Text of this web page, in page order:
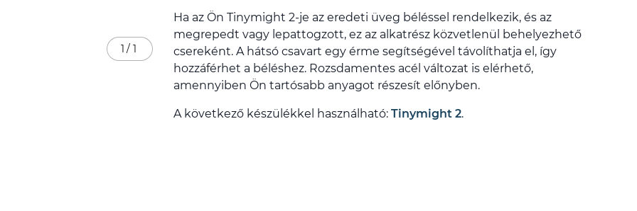
Ha az Ön Tinymight 2-je az eredeti üveg béléssel rendelkezik, és az
megrepedt vagy lepattogzott, ez az alkatrész közvetlenül behelyezhető
csereként. A hátsó csavart egy érme segítségével távolíthatja el, így
hozzáférhet a béléshez. Rozsdamentes acél változat is elérhető,
amennyiben Ön tartósabb anyagot részesít előnyben.
A következő készülékkel használható: Tinymight 2.
1 / 1